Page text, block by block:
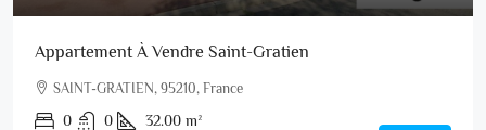
Appartement À Vendre Saint-Gratien
SAINT-GRATIEN, 95210, France
0 0 32.00 m²